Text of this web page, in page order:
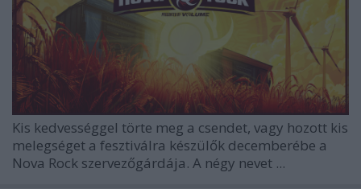
Kis kedvességgel törte meg a csendet, vagy hozott kis
melegséget a fesztiválra készülők decemberébe a
Nova Rock szervezőgárdája. A négy nevet ...